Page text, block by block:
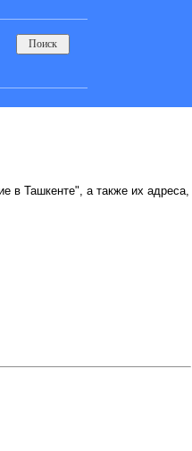
в Ташкенте", а также их адреса,